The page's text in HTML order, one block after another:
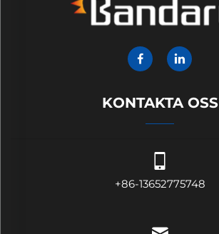
KONTAKTA OSS
+86-13652775748